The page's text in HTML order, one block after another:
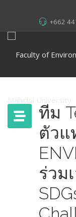
+662
ทีม
ตัวแ
ร่วม